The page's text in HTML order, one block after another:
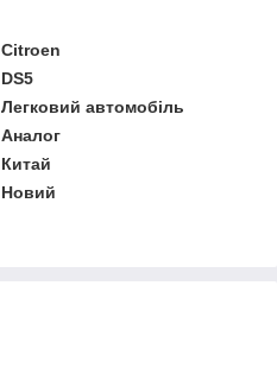
Citroen
DS5
Легковий автомобіль
Аналог
Китай
Новий